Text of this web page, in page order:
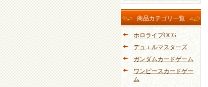
商品カテゴリ一覧
ホロライブOCG
デュエルマスターズ
ガンダムカードゲーム
ワンピースカードゲー
ム